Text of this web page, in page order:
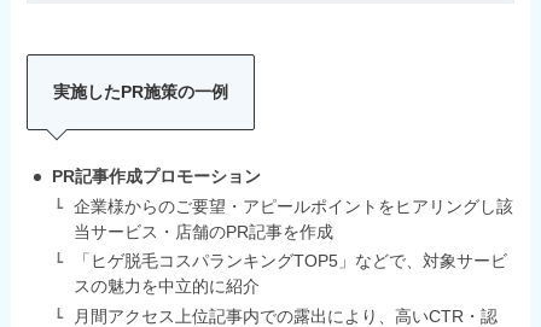
実施したPR施策の一例
PR記事作成プロモーション
企業様からのご要望・アピールポイントをヒアリングし該
当サービス・店舗のPR記事を作成
「ヒゲ脱毛コスパランキングTOP5」などで、対象サービ
スの魅力を中立的に紹介
月間アクセス上位記事内での露出により、高いCTR・認